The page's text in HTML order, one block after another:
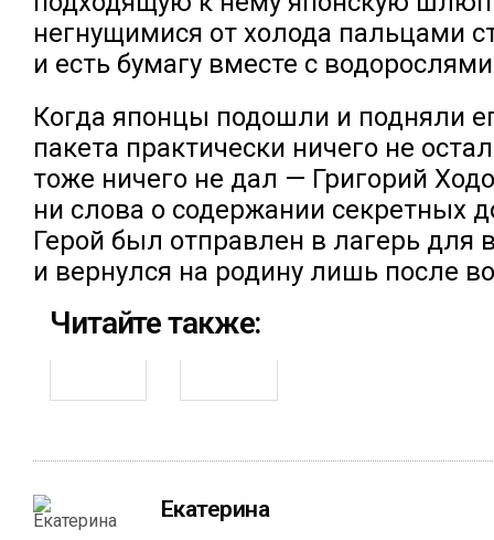
негнущимися от холода пальцами
и есть бумагу вместе с
Когда японцы подошли и подняли
пакета практически ничего не
тоже ничего не дал — Григорий
ни слова о содержании секретных
Герой был отправлен в лагерь для
и вернулся на родину лишь после
Читайте также:
Екатерина